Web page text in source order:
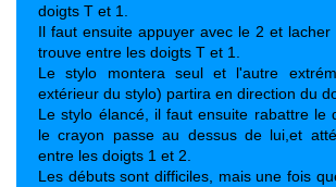
doigts T et 1.
Il faut ensuite appuyer avec le 2 et lacher
trouve entre les doigts T et 1.
Le stylo montera seul et l'autre
extérieur du stylo) partira en direction du
Le stylo élancé, il faut ensuite rabattre le
le crayon passe au dessus de lui,et
entre les doigts 1 et 2.
Les débuts sont difficiles, mais une fois